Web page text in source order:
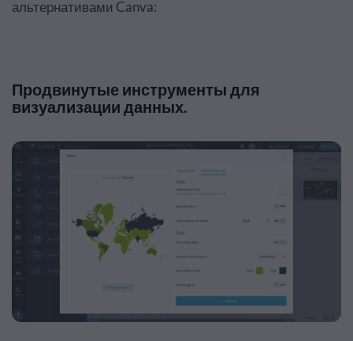
альтернативами Canva:
Продвинутые инструменты для
визуализации данных.